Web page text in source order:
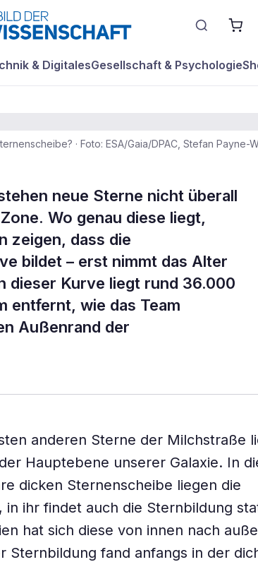
& DigitalesGesellschaft & Psychologie
· Foto: ESA/Gaia/DPAC, Stefan Payne-
neue Sterne nicht überall
Wo genau diese liegt,
zeigen, dass die
bildet – erst nimmt das Alter
dieser Kurve liegt rund 36.000
entfernt, wie das Team
Außenrand der
anderen Sterne der Milchstraße
Hauptebene unserer Galaxie. In
dicken Sternenscheibe liegen die
in ihr findet auch die Sternbildung
hat sich diese von innen nach
Sternbildung fand anfangs in der